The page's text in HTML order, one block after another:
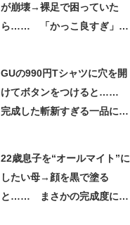
が崩壊→裸足で困っていた
ら…… 「かっこ良すぎ」ま
GUの990円Tシャツに穴を開
けてボタンをつけると……
完成した斬新すぎる一品に称
22歳息子を“オールマイト”に
したい母→顔を黒で塗る
と…… まさかの完成度に